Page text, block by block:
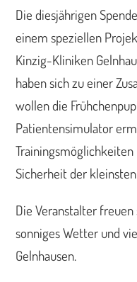
Die diesjährigen
einem speziellen
Kinzig-Kliniken
haben sich zu einer
wollen die
Patientensimulator
Sicherheit der
Die Veranstalter
sonniges Wetter und
Gelnhausen.